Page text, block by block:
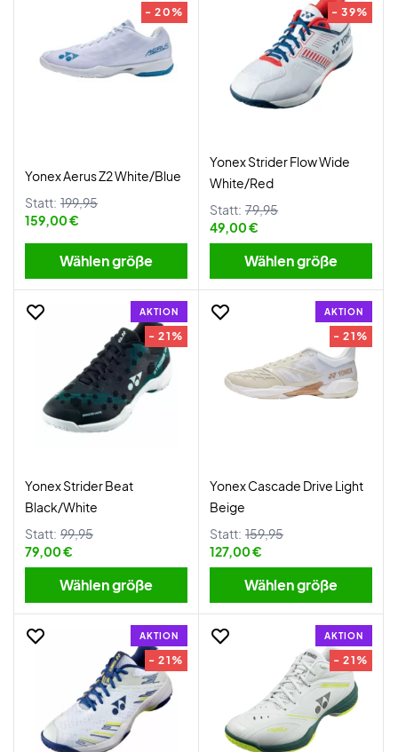
- 20%
Yonex Aerus Z2 White/Blue
Statt: 199,95
159,00 €
Wählen größe
- 39%
Yonex Strider Flow Wide
White/Red
Statt: 79,95
49,00 €
Wählen größe
AKTION
- 21%
Yonex Strider Beat
Black/White
Statt: 99,95
79,00 €
Wählen größe
AKTION
- 21%
Yonex Cascade Drive Light
Beige
Statt: 159,95
127,00 €
Wählen größe
AKTION
- 21%
AKTION
- 21%